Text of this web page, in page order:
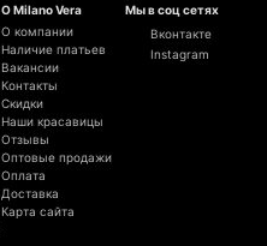
О Milano Vera
О компании
Наличие платьев
Вакансии
Контакты
Скидки
Наши красавицы
Отзывы
Оптовые продажи
Оплата
Доставка
Карта сайта
Мы в соц сетях
Вконтакте
Instagram